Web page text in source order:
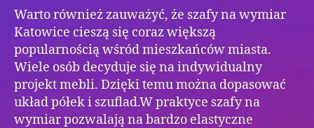
Warto również zauważyć, że szafy na wymiar
Katowice cieszą się coraz większą
popularnością wśród mieszkańców miasta.
Wiele osób decyduje się na indywidualny
projekt mebli. Dzięki temu można dopasować
układ półek i szuflad.W praktyce szafy na
wymiar pozwalają na bardzo elastyczne